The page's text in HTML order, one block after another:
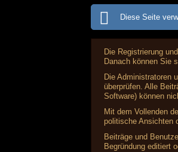
Diese Seite
Die Registrierung
Danach können Sie
Die Administratoren
überprüfen. Alle
Software) können
Mit dem Vollenden
politische Ansichten
Beiträge und
Begründung editiert